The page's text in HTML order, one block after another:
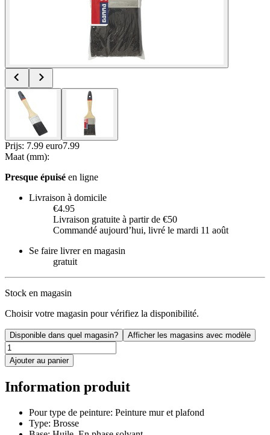
Prijs: 7.99 euro7.99
Maat (mm):
Presque épuisé en ligne
Livraison à domicile
€4.95
Livraison gratuite à partir de €50
Commandé aujourdʼhui, livré le mardi 11 août
Se faire livrer en magasin
gratuit
Stock en magasin
Choisir votre magasin pour vérifiez la disponibilité.
Disponible dans quel magasin? Afficher les magasins avec modèle
Ajouter au panier
Information produit
Pour type de peinture: Peinture mur et plafond
Type: Brosse